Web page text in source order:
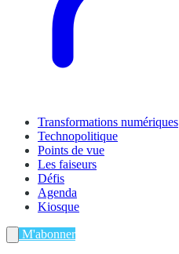
Transformations numériques
Technopolitique
Points de vue
Les faiseurs
Défis
Agenda
Kiosque
M'abonner